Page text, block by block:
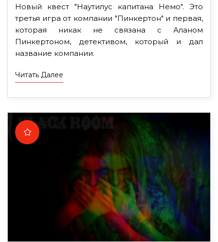
Новый квест "Наутилус капитана Немо". Это
третья игра от компании "Пинкертон" и первая,
которая никак не связана с Аланом
Пинкертоном, детективом, который и дал
название компании.
Читать Далее